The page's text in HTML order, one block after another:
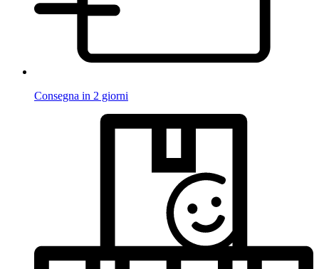
Consegna in 2 giorni